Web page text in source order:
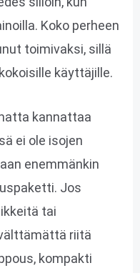
Koko perheen
toimivaksi, sillä
käyttäjille.
kannattaa
ei ole isojen
enemmänkin
Jos
tai
riitä
kompakti